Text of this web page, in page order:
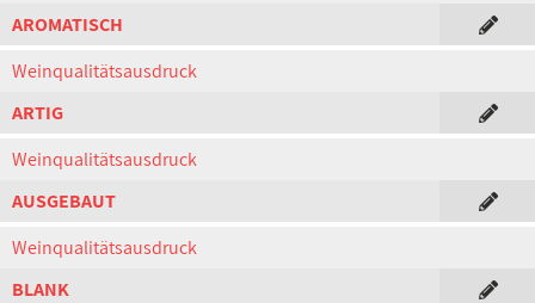
AROMATISCH
Weinqualitätsausdruck
ARTIG
Weinqualitätsausdruck
AUSGEBAUT
Weinqualitätsausdruck
BLANK